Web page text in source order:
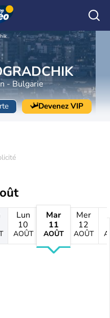
- Bulgarie
Devenez VIP
Lun
10
AOÛT
Mar
11
AOÛT
Mer
12
AOÛT